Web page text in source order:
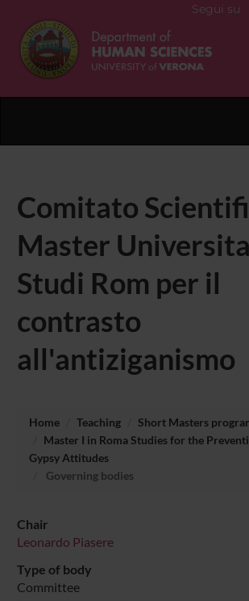
Segui su
Comitato
Master
Studi Rom per il
contrasto
all'antiziganismo
Home Teaching
Short Masters
Master I in Roma Studies for the
Gypsy Attitudes
Governing bodies
Chair
Leonardo Piasere
Type of body
Committee